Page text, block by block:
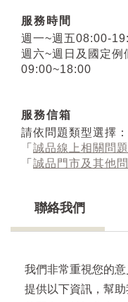
服務時間
週一~週五08:00-
週六~週日及國定例
09:00~18:00
服務信箱
請依問題類型選擇：
「 誠品線上相關問題
「 誠品門市及其他
聯絡我們
我們非常重視您的
提供以下資訊，幫